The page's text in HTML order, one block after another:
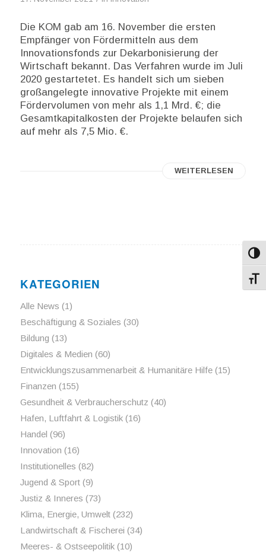
Die KOM gab am 16. November die ersten
Empfänger von Fördermitteln aus dem
Innovationsfonds zur Dekarbonisierung der
Wirtschaft bekannt. Das Verfahren wurde im Juli
2020 gestartetet. Es handelt sich um sieben
großangelegte innovative Projekte mit einem
Fördervolumen von mehr als 1,1 Mrd. €; die
Gesamtkapitalkosten der Projekte belaufen sich
auf mehr als 7,5 Mio. €.
WEITERLESEN
KATEGORIEN
Alle News (1)
Beschäftigung & Soziales (30)
Bildung (13)
Digitales & Medien (60)
Entwicklungszusammenarbeit & Humanitäre Hilfe(15)
Finanzen (155)
Gesundheit & Verbraucherschutz (40)
Hafen, Luftfahrt & Logistik(16)
Handel (96)
Innovation (16)
Institutionelles (82)
Jugend & Sport(9)
Justiz & Inneres (73)
Klima, Energie, Umwelt(232)
Landwirtschaft & Fischerei (34)
Meeres- & Ostseepolitik(10)